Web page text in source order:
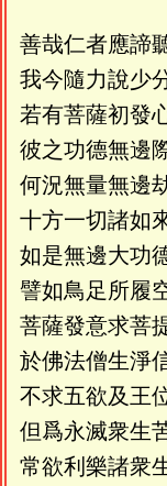
善哉仁者應諦
我今隨力說少
若有菩薩初發
彼之功德無邊
何況無量無邊
十方一切諸如
如是無邊大功
譬如鳥足所履
菩薩發意求菩
於佛法僧生淨
不求五欲及王
但爲永滅衆生
常欲利樂諸衆